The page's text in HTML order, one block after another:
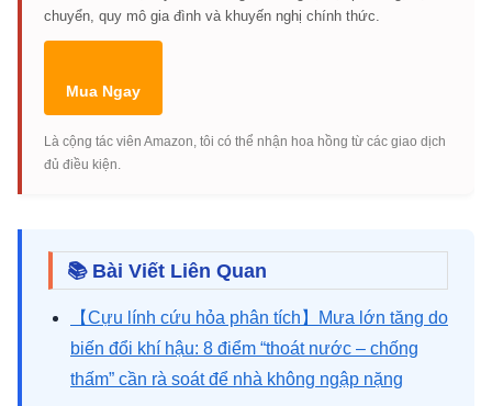
chuyển, quy mô gia đình và khuyến nghị chính thức.
Mua Ngay
Là cộng tác viên Amazon, tôi có thể nhận hoa hồng từ các giao dịch
đủ điều kiện.
📚 Bài Viết Liên Quan
【Cựu lính cứu hỏa phân tích】Mưa lớn tăng do
biến đổi khí hậu: 8 điểm “thoát nước – chống
thấm” cần rà soát để nhà không ngập nặng